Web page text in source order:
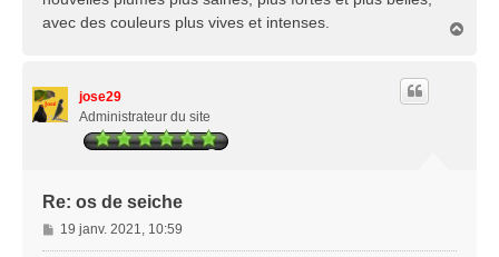
avec des couleurs plus vives et intenses.
jose29
Administrateur du site
Re: os de seiche
M
e
19 janv. 2021, 10:59